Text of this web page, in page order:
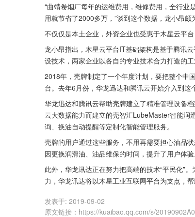
“曲靖卷烟厂每年的运维费用，维修费用，全行
用就节省了2000多万，”谈到这个数据，龙小昂颇
不仅仅是本土企业，外资企业也受惠于木星云平
龙小昂指出，木星云平台IT基础架构是基于腾讯
设技术，两家企业以各自的专业技术合力打造的
2018年，壳牌制定了一个年度计划，要把整个中
台。去年6月份，华龙迅达和腾讯云开始介入到这
华龙迅达和腾讯云帮助壳牌建立了精准管理设备
云大数据能力而建立的壳智汇LubeMaster智能润
询、换油自动提醒等定制化智能管理服务。
壳牌的用户通过这些服务，不用再需要担心油品
因更换润滑油、油品维保的时间，提升了用户体验
此外，华龙讯达正在努力把高端的技术“平民化”
力，华龙讯达将以木星工业互联网平台为支点，帮
发表于: 2019-09-02
原文链接 ： https://kuaibao.qq.com/s/